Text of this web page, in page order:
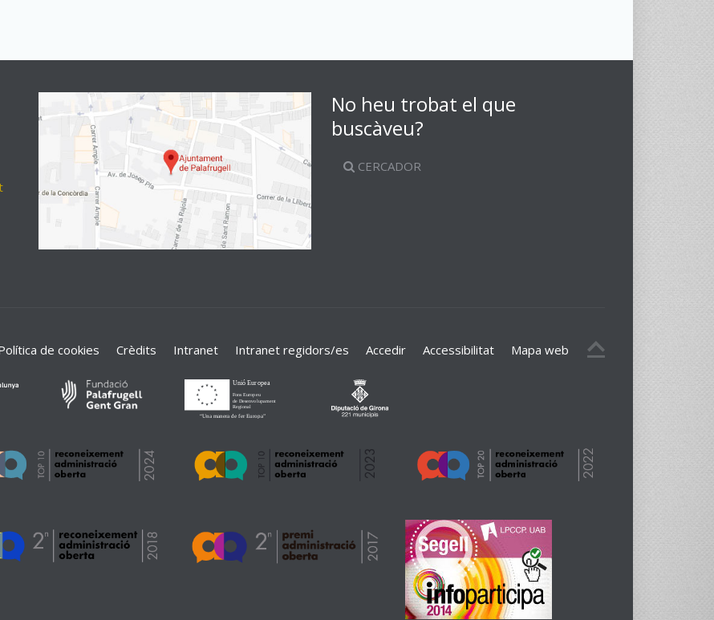
No heu trobat el que
buscàveu?
CERCADOR
de cookies Crèdits Intranet Intranet regidors/es Accedir Accessibilitat Mapa web